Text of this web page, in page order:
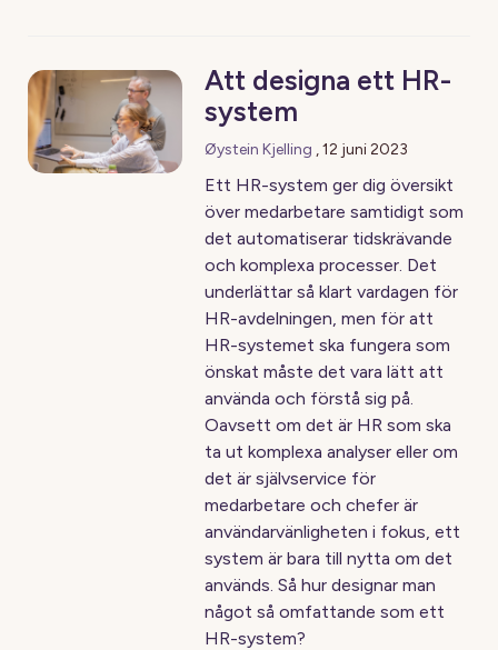
Att designa ett HR-
system
Øystein Kjelling ,12 juni 2023
Ett HR-system ger dig översikt
över medarbetare samtidigt som
det automatiserar tidskrävande
och komplexa processer. Det
underlättar så klart vardagen för
HR-avdelningen, men för att
HR-systemet ska fungera som
önskat måste det vara lätt att
använda och förstå sig på.
Oavsett om det är HR som ska
ta ut komplexa analyser eller om
det är självservice för
medarbetare och chefer är
användarvänligheten i fokus, ett
system är bara till nytta om det
används. Så hur designar man
något så omfattande som ett
HR-system?